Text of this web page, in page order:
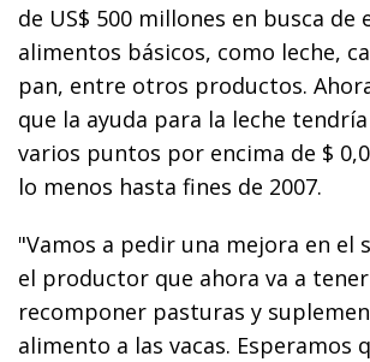
de US$ 500 millones en busca de
alimentos básicos, como leche,
pan, entre otros productos.
que la ayuda para la leche
varios puntos por encima de $
lo menos hasta fines de 2007.
"Vamos a pedir una mejora en el
el productor que ahora va a
recomponer pasturas y
alimento a las vacas. Esperamos